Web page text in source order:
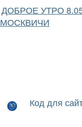
ДОБРОЕ УТРО
МОСКВИЧИ
Код для